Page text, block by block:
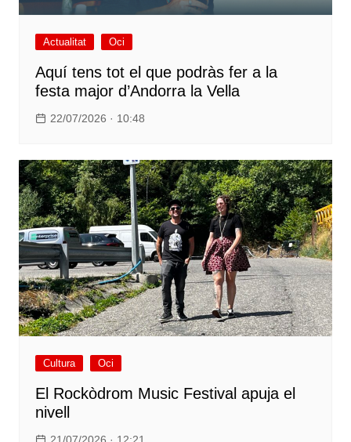
Actualitat Oci
Aquí tens tot el que podràs fer a la
festa major d’Andorra la Vella
22/07/2026 · 10:48
Cultura Oci
El Rockòdrom Music Festival apuja el
nivell
21/07/2026 · 12:21